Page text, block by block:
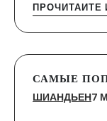
ПРОЧИТАЙТЕ
САМЫЕ
ШИАНДЬЕН7